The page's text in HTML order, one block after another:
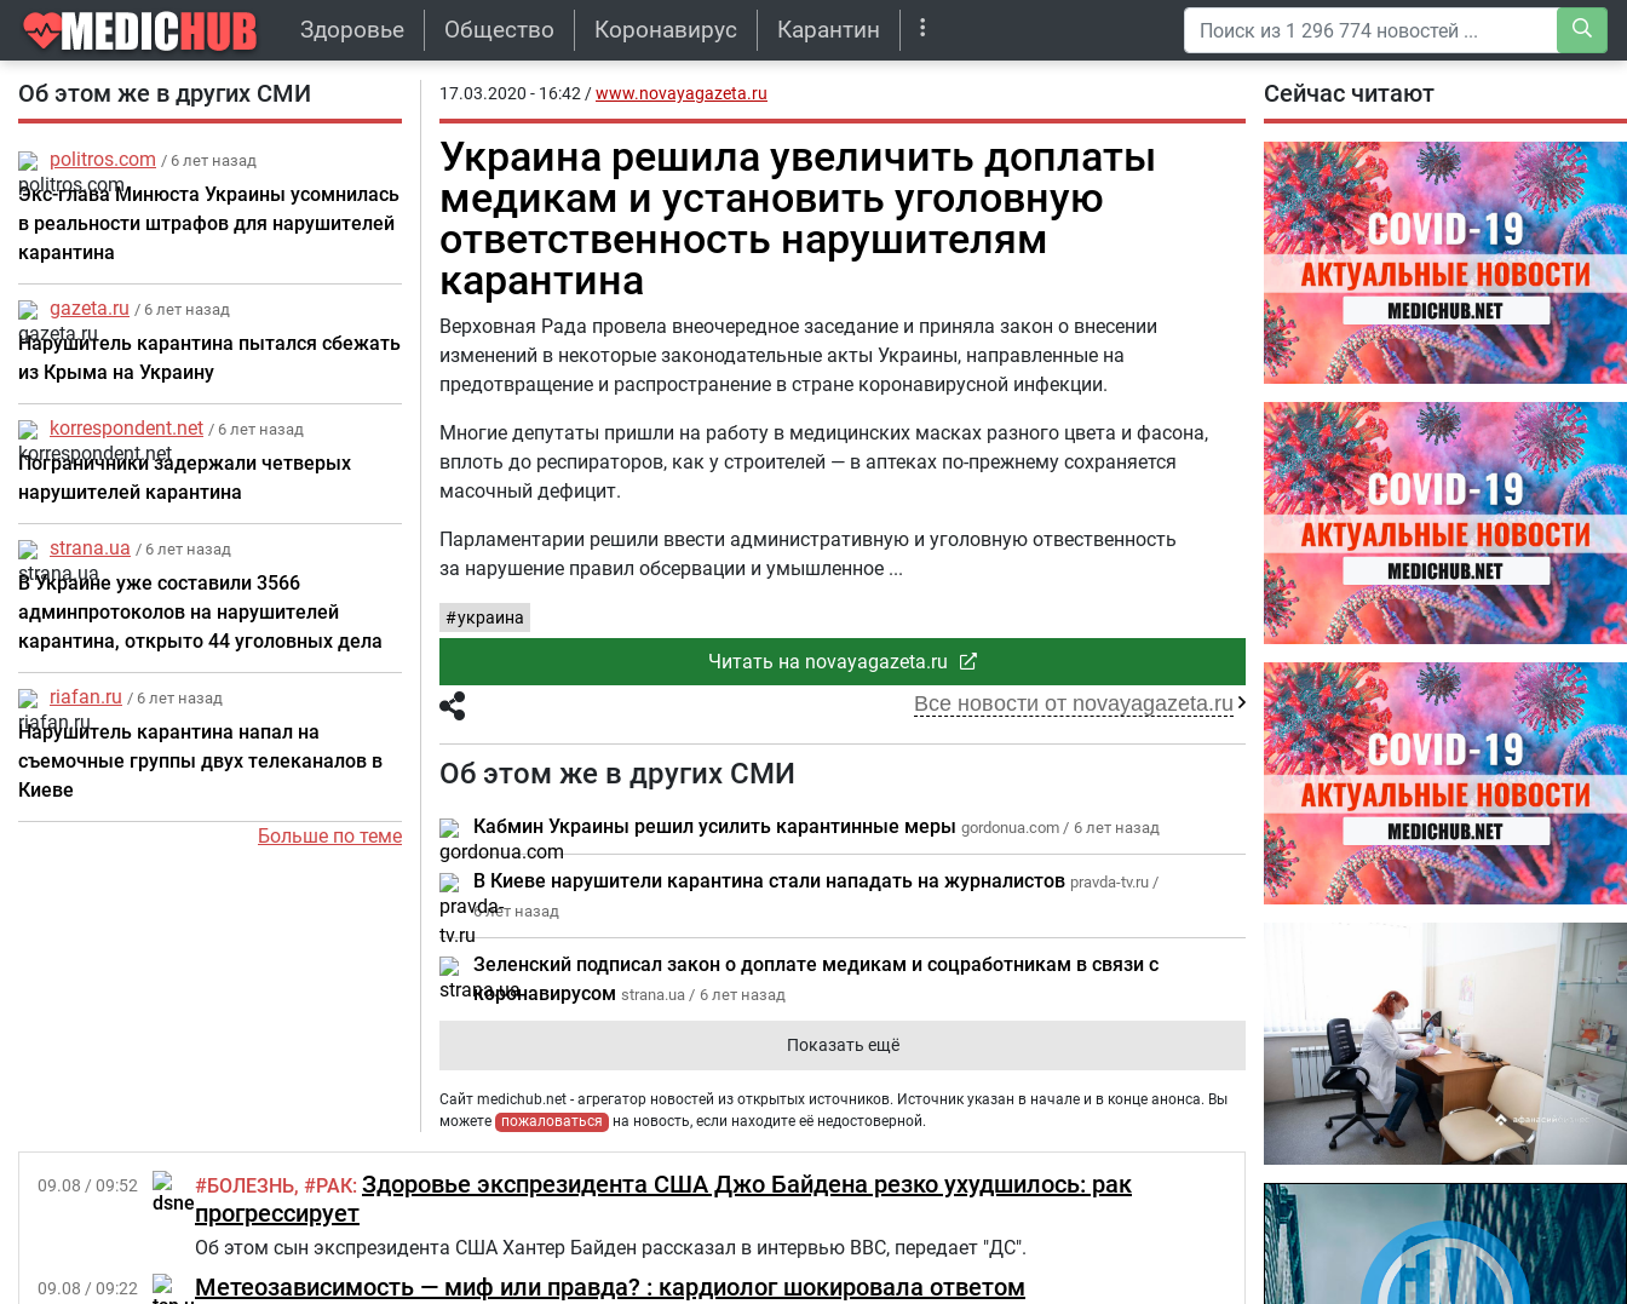
Здоровье Общество Коронавирус Карантин
Об этом же в других СМИ
politros.com / 6 лет назад
Экс-глава Минюста Украины усомнилась
в реальности штрафов для нарушителей
карантина
gazeta.ru / 6 лет назад
Нарушитель карантина пытался сбежать
из Крыма на Украину
korrespondent.net / 6 лет назад
Пограничники задержали четверых
нарушителей карантина
strana.ua / 6 лет назад
В Украине уже составили 3566
админпротоколов на нарушителей
карантина, открыто 44 уголовных дела
riafan.ru / 6 лет назад
Нарушитель карантина напал на
съемочные группы двух телеканалов в
Киеве
Больше по теме
17.03.2020 - 16:42 /www.novayagazeta.ru
Украина решила увеличить доплаты
медикам и установить уголовную
ответственность нарушителям
карантина
Верховная Рада провела внеочередное заседание и приняла закон о внесении
изменений в некоторые законодательные акты Украины, направленные на
предотвращение и распространение в стране коронавирусной инфекции.
Многие депутаты пришли на работу в медицинских масках разного цвета и фасона,
вплоть до респираторов, как у строителей — в аптеках по-прежнему сохраняется
масочный дефицит.
Парламентарии решили ввести административную и уголовную отвественность
за нарушение правил обсервации и умышленное
украина
Читать на novayagazeta.ru
Все новости от novayagazeta.ru
Об этом же в других СМИ
Кабмин Украины решил усилить карантинные меры gordonua.com / 6 лет назад
В Киеве нарушители карантина стали нападать на журналистов pravda-tv.ru /
6 лет назад
Зеленский подписал закон о доплате медикам и соцработникам в связи с
коронавирусом strana.ua / 6 лет назад
Показать ещё
Сайт medichub.net - агрегатор новостей из открытых источников. Источник указан в начале и в конце анонса. Вы
можете
пожаловаться на новость, если находите её недостоверной.
09.08 / 09:52 БОЛЕЗНЬ РАК Здоровье экспрезидента США Джо Байдена резко ухудшилось: рак
прогрессирует
Об этом сын экспрезидента США Хантер Байден рассказал в интервью BBC, передает "ДС".
09.08 / 09:22 Метеозависимость — миф или правда? : кардиолог шокировала ответом
Сейчас читают
04.08.2026
Специалисты дали советы, как
правильно пить витамины
27.07.2026
Лучше фасоли: диетолог
названа 8 продуктов,
содержащих много клетчатки
угрозы: что нужно знать о
летних инфекциях
22.07.2026
Больница в Спирово работает
без рентгеновского кабинета